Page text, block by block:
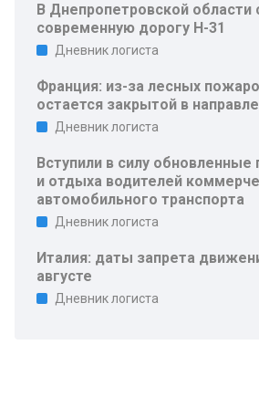
В Днепропетровской области
современную дорогу Н-31
Дневник логиста
Франция: из-за лесных
остается закрытой в
Дневник логиста
Вступили в силу обновленные
и отдыха водителей
автомобильного транспорта
Дневник логиста
Италия: даты запрета
августе
Дневник логиста